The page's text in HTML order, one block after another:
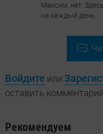
Максим, нет.
на каждый день.
Войдите или
оставить комментарий
Рекомендуем